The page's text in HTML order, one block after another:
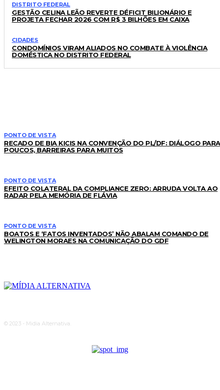
DISTRITO FEDERAL
GESTÃO CELINA LEÃO REVERTE DÉFICIT BILIONÁRIO E
PROJETA FECHAR 2026 COM R$ 3 BILHÕES EM CAIXA
CIDADES
CONDOMÍNIOS VIRAM ALIADOS NO COMBATE À VIOLÊNCIA
DOMÉSTICA NO DISTRITO FEDERAL
PONTO DE VISTA
RECADO DE BIA KICIS NA CONVENÇÃO DO PL/DF: DIÁLOGO PARA
POUCOS, BARREIRAS PARA MUITOS
PONTO DE VISTA
EFEITO COLATERAL DA COMPLIANCE ZERO: ARRUDA VOLTA AO
RADAR PELA MEMÓRIA DE FLÁVIA
PONTO DE VISTA
BOATOS E ‘FATOS INVENTADOS’ NÃO ABALAM COMANDO DE
WELINGTON MORAES NA COMUNICAÇÃO DO GDF
© 2023 - Midia Alternativa.